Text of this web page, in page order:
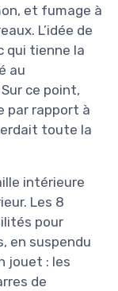
et fumage à
L’idée de
qui tienne la
au
ce point,
par rapport à
toute la
intérieure
Les 8
pour
en suspendu
jouet : les
de